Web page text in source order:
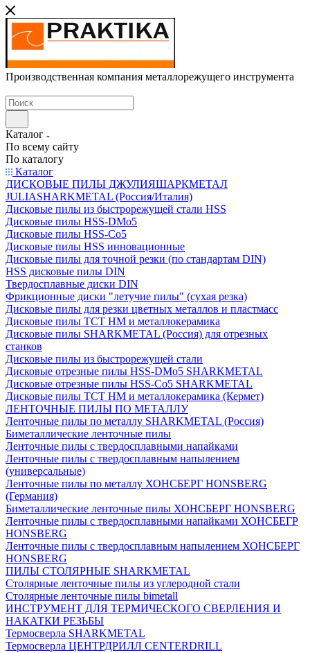
Производственная компания металлорежущего инструмента
Каталог
По всему сайту
По каталогу
Каталог
ДИСКОВЫЕ ПИЛЫ ДЖУЛИЯШАРКМЕТАЛ
JULIASHARKMETAL (Россия/Италия)
Дисковые пилы из быстрорежущей стали HSS
Дисковые пилы HSS-DMo5
Дисковые пилы HSS-Co5
Дисковые пилы HSS инновационные
Дисковые пилы для точной резки (по стандартам DIN)
HSS дисковые пилы DIN
Твердосплавные диски DIN
Фрикционные диски "летучие пилы" (сухая резка)
Дисковые пилы для резки цветных металлов и пластмасс
Дисковые пилы ТСТ НМ и металлокерамика
Дисковые пилы SHARKMETAL (Россия) для отрезных
станков
Дисковые пилы из быстрорежущей стали
Дисковые отрезные пилы HSS-DMo5 SHARKMETAL
Дисковые отрезные пилы HSS-Co5 SHARKMETAL
Дисковые пилы ТСТ НМ и металлокерамика (Кермет)
ЛЕНТОЧНЫЕ ПИЛЫ ПО МЕТАЛЛУ
Ленточные пилы по металлу SHARKMETAL (Россия)
Биметаллические ленточные пилы
Ленточные пилы с твердосплавными напайками
Ленточные пилы с твердосплавным напылением
(универсальные)
Ленточные пилы по металлу ХОНСБЕРГ HONSBERG
(Германия)
Биметаллические ленточные пилы ХОНСБЕРГ HONSBERG
Ленточные пилы с твердосплавными напайками ХОНСБЕГР
HONSBERG
Ленточные пилы с твердосплавным напылением ХОНСБЕРГ
HONSBERG
ПИЛЫ СТОЛЯРНЫЕ SHARKMETAL
Столярные ленточные пилы из углеродной стали
Столярные ленточные пилы bimetall
ИНСТРУМЕНТ ДЛЯ ТЕРМИЧЕСКОГО СВЕРЛЕНИЯ И
НАКАТКИ РЕЗЬБЫ
Термосверла SHARKMETAL
Термосверла ЦЕНТРДРИЛЛ CENTERDRILL